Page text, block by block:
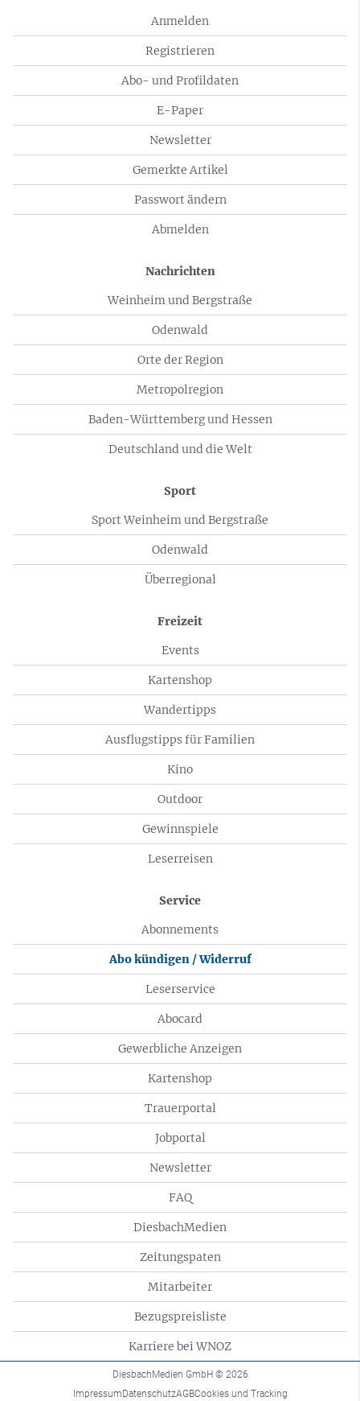
Anmelden
Registrieren
Abo- und Profildaten
E-Paper
Newsletter
Gemerkte Artikel
Passwort ändern
Abmelden
Nachrichten
Weinheim und Bergstraße
Odenwald
Orte der Region
Metropolregion
Baden-Württemberg und Hessen
Deutschland und die Welt
Sport
Sport Weinheim und Bergstraße
Odenwald
Überregional
Freizeit
Events
Kartenshop
Wandertipps
Ausflugstipps für Familien
Kino
Outdoor
Gewinnspiele
Leserreisen
Service
Abonnements
Abo kündigen / Widerruf
Leserservice
Abocard
Gewerbliche Anzeigen
Kartenshop
Trauerportal
Jobportal
Newsletter
FAQ
DiesbachMedien
Zeitungspaten
Mitarbeiter
Bezugspreisliste
Karriere bei WNOZ
DiesbachMedien GmbH © 2026
ImpressumDatenschutzAGBCookies und Tracking